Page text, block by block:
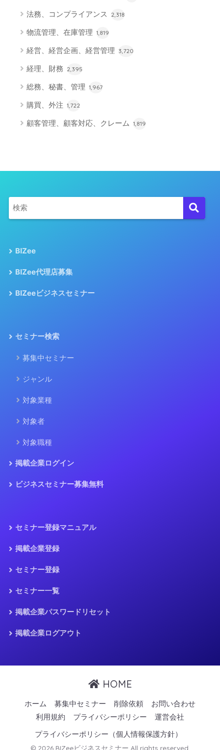
法務、コンプライアンス 2,318
物流管理、在庫管理 1,819
経営、経営企画、経営管理 3,720
経理、財務 2,395
総務、秘書、管理 1,967
購買、外注 1,722
顧客管理、顧客対応、クレーム 1,819
BIZee
BIZee代理店募集
BIZeeビジネスセミナー
セミナー検索
募集中セミナー
ジャンル
対象業種
対象者
対象職種
掲載企業ログイン
ビジネスセミナー募集無料
セミナー登録マニュアル
掲載企業登録
セミナー登録
セミナー一覧
掲載企業パスワードリセット
掲載企業ログアウト
HOME
ホーム 募集中セミナー 削除依頼
お問い合わせ
利用規約
プライバシーポリシー
運営会社
プライバシーポリシー（個人情報保護方針）
© 2026 BIZeeビジネスセミナー All rights reserved.